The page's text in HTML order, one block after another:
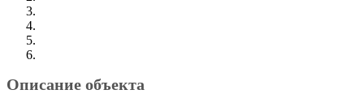
Описание объекта